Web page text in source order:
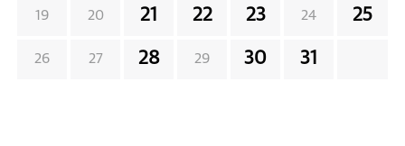
19 20 21 22 23 24 25
26 27 28 29 30 31